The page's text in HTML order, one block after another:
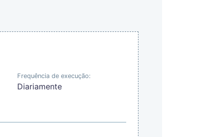
Frequência de execução:
Diariamente